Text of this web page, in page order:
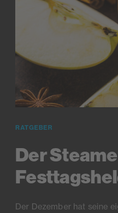
RATGEBER
Der
Der Dezember hat seine